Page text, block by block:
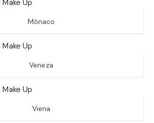
Mônaco
Veneza
Viena